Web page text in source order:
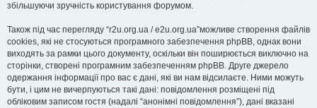
збільшуючи зручність користування форумом.
Також під час перегляду “r2u.org.ua / e2u.org.ua”можливе створення файлів
cookies, які не стосуються програмного забезпечення phpBB, однак вони
виходять за рамки цього документу, оскільки він поширюється виключно на
сторінки, створені програмним забезпеченням phpBB. Друге джерело
одержання інформації про вас є дані, які ви нам відсилаєте. Ними можуть
бути, і цим не вичерпуються такі дані: повідомлення розміщені під
обліковим записом гостя (надалі “анонімні повідомлення”), дані вказані